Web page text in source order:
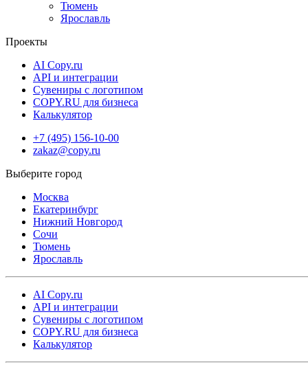
Тюмень
Ярославль
Проекты
AI Copy.ru
API и интеграции
Сувениры с логотипом
COPY.RU для бизнеса
Калькулятор
+7 (495) 156-10-00
zakaz@copy.ru
Москва
Екатеринбург
Нижний Новгород
Сочи
Тюмень
Ярославль
AI Copy.ru
API и интеграции
Сувениры с логотипом
COPY.RU для бизнеса
Калькулятор